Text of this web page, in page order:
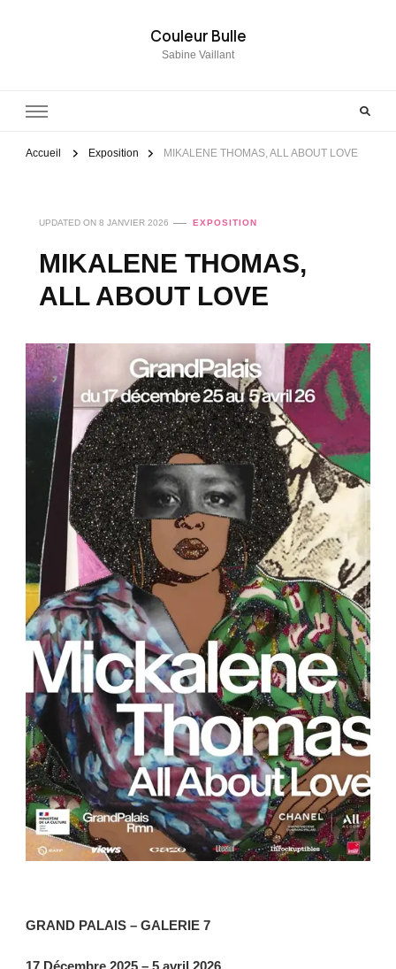
Couleur Bulle
Sabine Vaillant
Accueil Exposition MIKALENE THOMAS, ALL ABOUT LOVE
UPDATED ON 8 JANVIER 2026 EXPOSITION
MIKALENE THOMAS,
ALL ABOUT LOVE
GRAND PALAIS – GALERIE 7
17 Décembre 2025 – 5 avril 2026